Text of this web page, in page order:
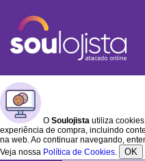
O Soulojista utiliza
experiência de compra, incluindo
na web. Ao continuar navegando,
Veja nossa Política de Cookies. OK